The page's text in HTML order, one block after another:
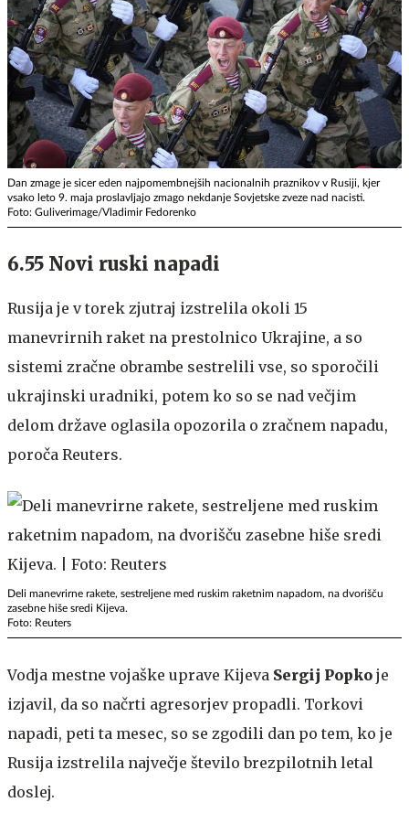
Dan zmage je sicer eden najpomembnejših nacionalnih praznikov v Rusiji, kjer
vsako leto 9. maja proslavljajo zmago nekdanje Sovjetske zveze nad nacisti.
Foto: Guliverimage/Vladimir Fedorenko
6.55 Novi ruski napadi
Rusija je v torek zjutraj izstrelila okoli 15
manevrirnih raket na prestolnico Ukrajine, a so
sistemi zračne obrambe sestrelili vse, so sporočili
ukrajinski uradniki, potem ko so se nad večjim
delom države oglasila opozorila o zračnem napadu,
poroča Reuters.
Deli manevrirne rakete, sestreljene med ruskim raketnim napadom, na dvorišču
zasebne hiše sredi Kijeva.
Foto: Reuters
Vodja mestne vojaške uprave Kijeva Sergij Popko je
izjavil, da so načrti agresorjev propadli. Torkovi
napadi, peti ta mesec, so se zgodili dan po tem, ko je
Rusija izstrelila največje število brezpilotnih letal
doslej.